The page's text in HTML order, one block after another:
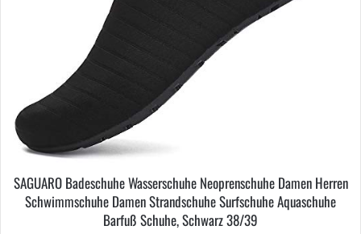
SAGUARO Badeschuhe Wasserschuhe Neoprenschuhe Damen Herren
Schwimmschuhe Damen Strandschuhe Surfschuhe Aquaschuhe
Barfuß Schuhe, Schwarz 38/39